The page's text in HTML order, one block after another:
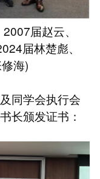
届赵云、
届林楚彪、
海)
同学会执行会
长颁发证书：